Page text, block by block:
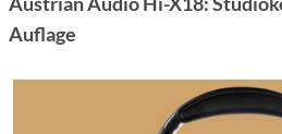
Auflage